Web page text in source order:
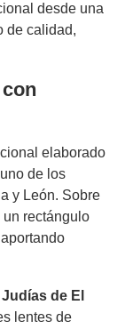
desde una
de calidad,
elaborado
de los
y León. Sobre
rectángulo
Judías de El
lentes de